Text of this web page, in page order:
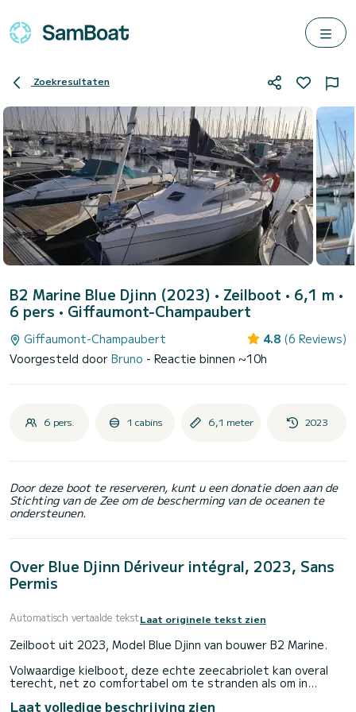
Zoekresultaten
B2 Marine Blue Djinn (2023) • Zeilboot • 6,1 m •
6 pers • Giffaumont-Champaubert
Giffaumont-Champaubert 4.8 (6 Reviews)
Voorgesteld door Bruno - Reactie binnen ~10h
6 pers. 1 cabins 6,1 meter 2023
Door deze boot te reserveren, kunt u een donatie doen aan de
Stichting van de Zee om de bescherming van de oceanen te
ondersteunen.
Over Blue Djinn Dériveur intégral, 2023, Sans
Permis
Automatisch vertaalde tekstLaat originele tekst zien
Zeilboot uit 2023, Model Blue Djinn van bouwer B2 Marine.
Volwaardige kielboot, deze echte zeecabriolet kan overal
terecht, net zo comfortabel om te stranden als om in
Laat volledige beschrijving zien